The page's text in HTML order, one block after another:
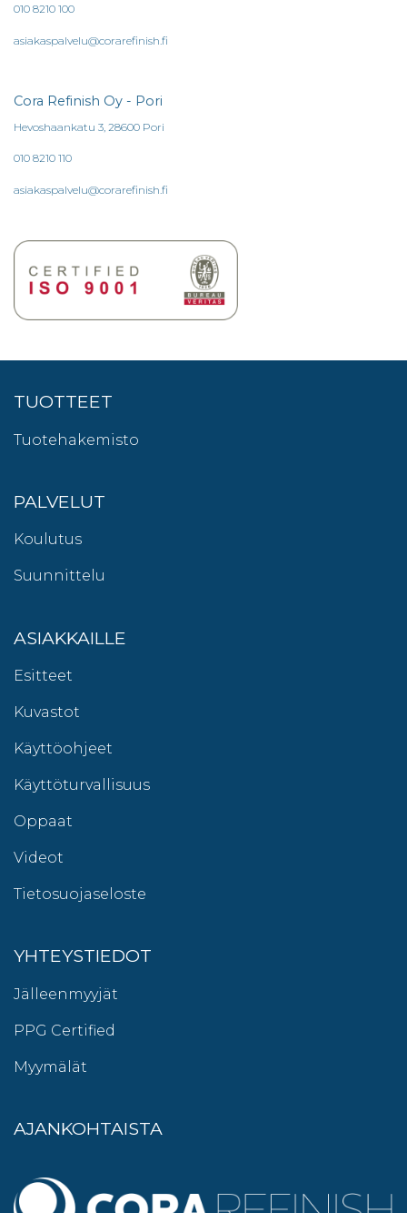
010 8210 100
asiakaspalvelu@corarefinish.fi
Cora Refinish Oy - Pori
Hevoshaankatu 3, 28600 Pori
010 8210 110
asiakaspalvelu@corarefinish.fi
TUOTTEET
Tuotehakemisto
PALVELUT
Koulutus
Suunnittelu
ASIAKKAILLE
Esitteet
Kuvastot
Käyttöohjeet
Käyttöturvallisuus
Oppaat
Videot
Tietosuojaseloste
YHTEYSTIEDOT
Jälleenmyyjät
PPG Certified
Myymälät
AJANKOHTAISTA